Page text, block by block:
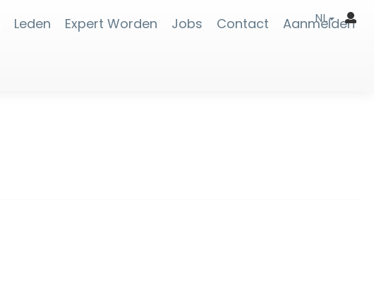
Leden Expert Worden Jobs Contact Aanmelden
NL